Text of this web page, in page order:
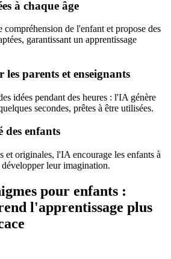
à chaque âge
de l'enfant et propose des
garantissant un apprentissage
parents et enseignants
idées pendant des heures : l'IA génère
secondes, prêtes à être utilisées.
des enfants
et originales, l'IA encourage les enfants à
leur imagination.
pour enfants :
l'apprentissage plus